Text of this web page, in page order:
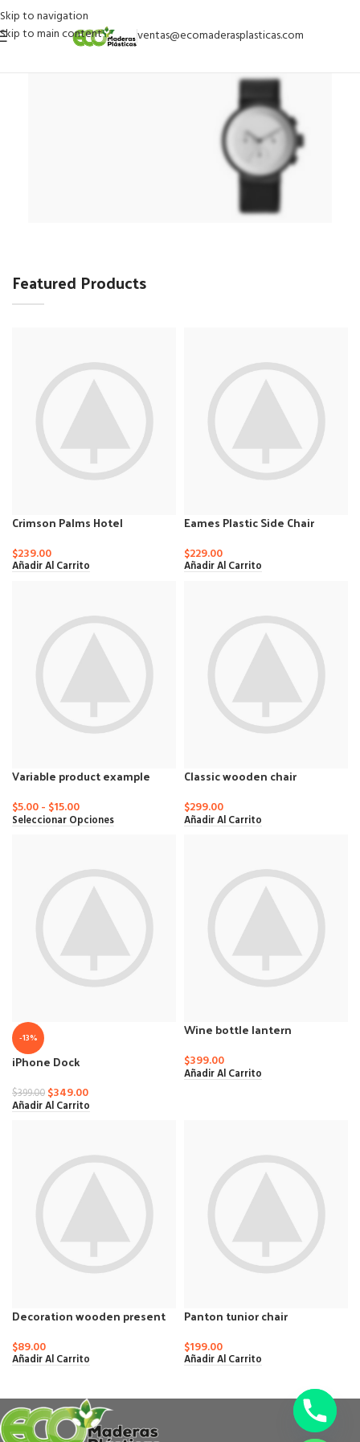
Skip to navigation
Skip to main content
ventas@ecomaderasplasticas.com
Smart Watches
Featured Products
Crimson Palms Hotel
$239.00
Añadir Al Carrito
Eames Plastic Side Chair
$229.00
Añadir Al Carrito
Variable product example
$5.00- $15.00
Seleccionar Opciones
Classic wooden chair
$299.00
Añadir Al Carrito
-13%
iPhone Dock
$399.00 $349.00
Añadir Al Carrito
Wine bottle lantern
$399.00
Añadir Al Carrito
Decoration wooden present
$89.00
Añadir Al Carrito
Panton tunior chair
$199.00
Añadir Al Carrito